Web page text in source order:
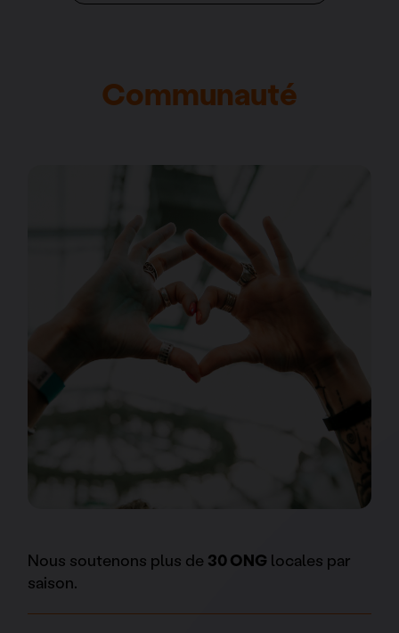
Communauté
Nous soutenons plus de 30 ONG locales par
saison.